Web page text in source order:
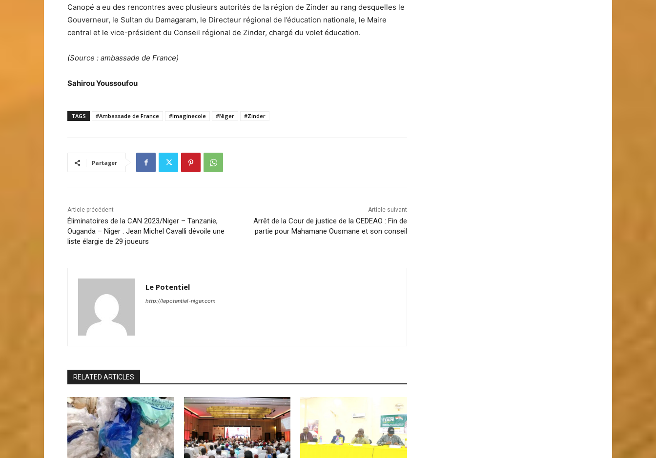
Canopé a eu des rencontres avec plusieurs autorités de la région de Zinder au rang desquelles le
Gouverneur, le Sultan du Damagaram, le Directeur régional de l’éducation nationale, le Maire
central et le vice-président du Conseil régional de Zinder, chargé du volet éducation.
(Source : ambassade de France)
Sahirou Youssoufou
TAGS #Ambassade de France #Imaginecole #Niger #Zinder
Partager
Article précédent
Éliminatoires de la CAN 2023/Niger – Tanzanie,
Ouganda – Niger : Jean Michel Cavalli dévoile une
liste élargie de 29 joueurs
Article suivant
Arrêt de la Cour de justice de la CEDEAO : Fin de
partie pour Mahamane Ousmane et son conseil
Le Potentiel
http://lepotentiel-niger.com
RELATED ARTICLES